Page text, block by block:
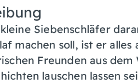
Siebenschläfer
machen soll, ist er alles
Freunden aus
lauschen lassen